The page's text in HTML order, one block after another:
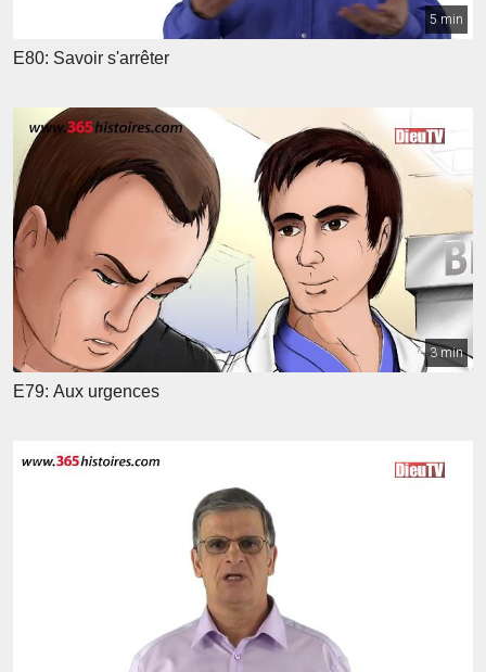
5 min
E80: Savoir s'arrêter
3 min
E79: Aux urgences